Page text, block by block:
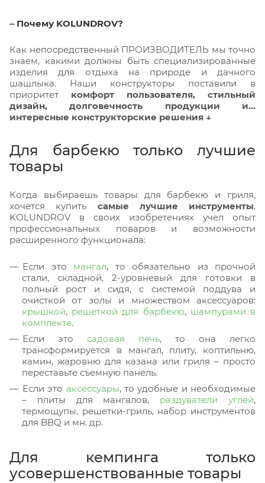
‒ Почему KOLUNDROV?
Как непосредственный ПРОИЗВОДИТЕЛЬ мы точно
знаем, какими должны быть специализированные
изделия для отдыха на природе и дачного
шашлыка. Наши конструкторы поставили в
приоритет комфорт пользователя, стильный
дизайн, долговечность продукции и…
интересные конструкторские решения ↓
Для барбекю только лучшие
товары
Когда выбираешь товары для барбекю и гриля,
хочется купить самые лучшие инструменты.
KOLUNDROV в своих изобретениях учел опыт
профессиональных поваров и возможности
расширенного функционала:
Если это мангал, то обязательно из прочной
стали, складной, 2-уровневый для готовки в
полный рост и сидя, с системой поддува и
очисткой от золы и множеством аксессуаров:
крышкой, решеткой для барбекю, шампурами в
комплекте.
Если это садовая печь, то она легко
трансформируется в мангал, плиту, коптильню,
камин, жаровню для казана или гриля – просто
переставьте съемную панель.
Если это аксессуары, то удобные и необходимые
– плиты для мангалов, раздуватели углей,
термощупы, решетки-гриль, набор инструментов
для BBQ и мн. др.
Для кемпинга только
усовершенствованные товары